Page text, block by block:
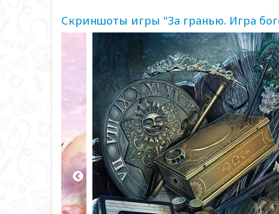
Скриншоты игры "За гранью. Игра